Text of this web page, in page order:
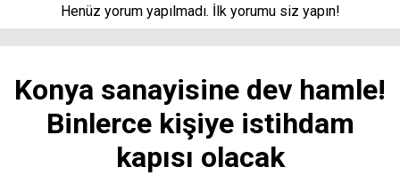
Henüz yorum yapılmadı. İlk yorumu siz yapın!
Konya sanayisine dev hamle!
Binlerce kişiye istihdam
kapısı olacak